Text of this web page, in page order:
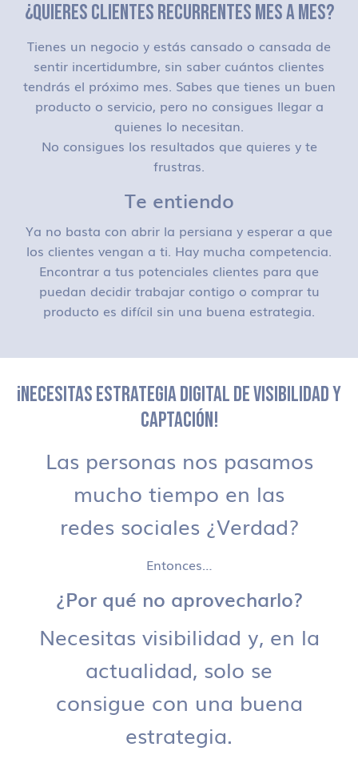
¿QUIERES CLIENTES RECURRENTES MES A MES?
Tienes un negocio y estás cansado o cansada de
sentir incertidumbre, sin saber cuántos clientes
tendrás el próximo mes. Sabes que tienes un buen
producto o servicio, pero no consigues llegar a
quienes lo necesitan.
No consigues los resultados que quieres y te
frustras.
Te entiendo
Ya no basta con abrir la persiana y esperar a que
los clientes vengan a ti. Hay mucha competencia.
Encontrar a tus potenciales clientes para que
puedan decidir trabajar contigo o comprar tu
producto es difícil sin una buena estrategia.
¡NECESITAS ESTRATEGIA DIGITAL DE VISIBILIDAD Y
CAPTACIÓN!
Las personas nos pasamos
mucho tiempo en las
redes sociales ¿Verdad?
Entonces…
¿Por qué no aprovecharlo?
Necesitas visibilidad y, en la
actualidad, solo se
consigue con una buena
estrategia.